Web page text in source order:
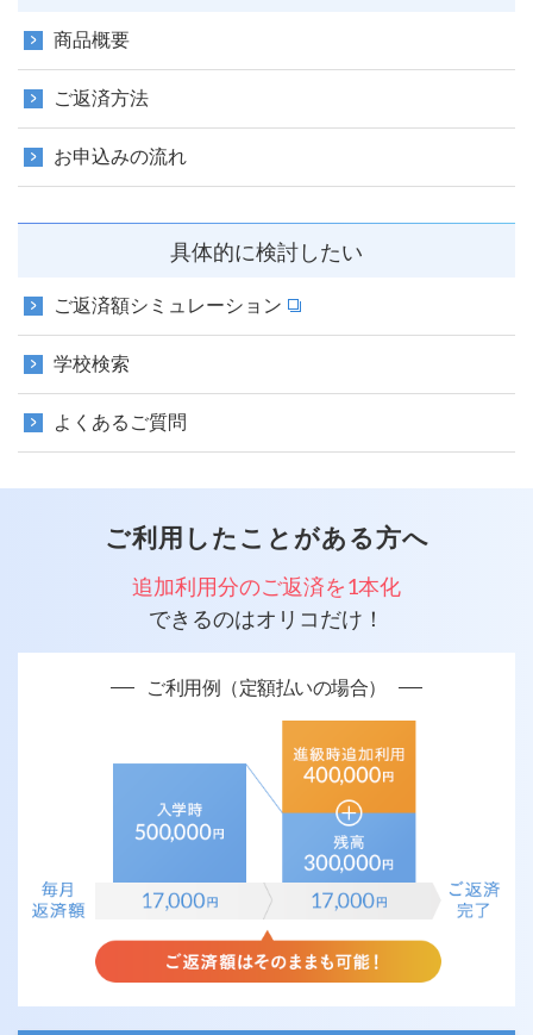
商品概要
ご返済方法
お申込みの流れ
具体的に検討したい
ご返済額シミュレーション
学校検索
よくあるご質問
ご利用したことがある方へ
追加利用分のご返済を1本化
できるのはオリコだけ！
ご利用例（定額払いの場合）